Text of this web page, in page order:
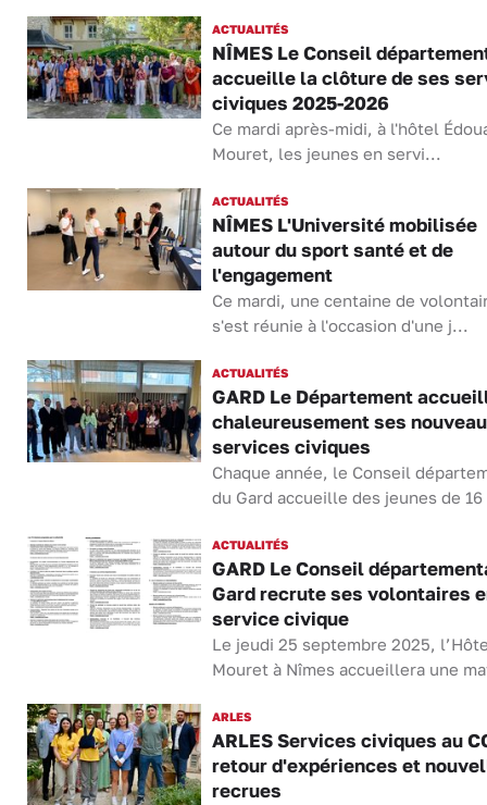
ACTUALITÉS
NÎMES Le Conseil
accueille la clôture de ses
civiques 2025-2026
Ce mardi après-midi, à l'hôtel
Mouret, les jeunes en servi...
ACTUALITÉS
NÎMES L'Université mobilisée
autour du sport santé et de
l'engagement
Ce mardi, une centaine de
s'est réunie à l'occasion d'une j...
ACTUALITÉS
GARD Le Département
chaleureusement ses
services civiques
Chaque année, le Conseil
du Gard accueille des jeunes de 16
ACTUALITÉS
GARD Le Conseil
Gard recrute ses volontaires
service civique
Le jeudi 25 septembre 2025,
Mouret à Nîmes accueillera une
ARLES
ARLES Services civiques au
retour d'expériences et
recrues